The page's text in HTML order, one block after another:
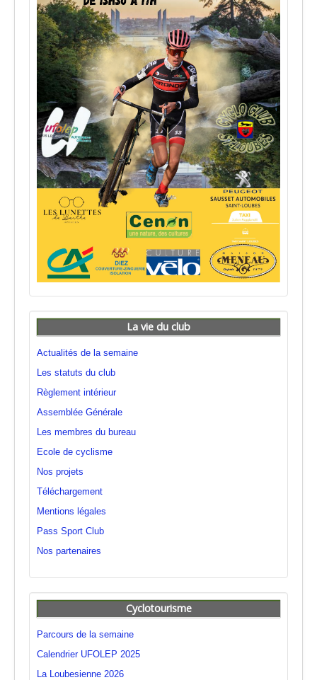
La vie du club
Actualités de la semaine
Les statuts du club
Règlement intérieur
Assemblée Générale
Les membres du bureau
Ecole de cyclisme
Nos projets
Téléchargement
Mentions légales
Pass Sport Club
Nos partenaires
Cyclotourisme
Parcours de la semaine
Calendrier UFOLEP 2025
La Loubesienne 2026